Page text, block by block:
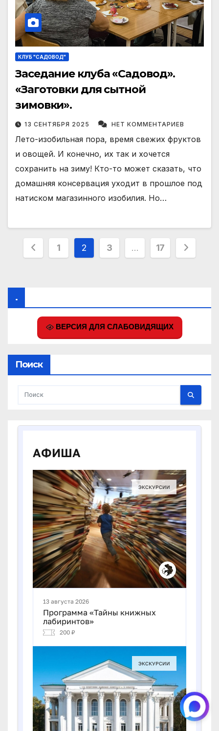
КЛУБ "САДОВОД"
Заседание клуба «Садовод».
«Заготовки для сытной
зимовки».
13 СЕНТЯБРЯ 2025 НЕТ КОММЕНТАРИЕВ
Лето-изобильная пора, время свежих фруктов
и овощей. И конечно, их так и хочется
сохранить на зиму! Кто-то может сказать, что
домашняя консервация уходит в прошлое под
натиском магазинного изобилия. Но…
Пагинация
1 2 3 … 17
.
ВЕРСИЯ ДЛЯ СЛАБОВИДЯЩИХ
Поиск